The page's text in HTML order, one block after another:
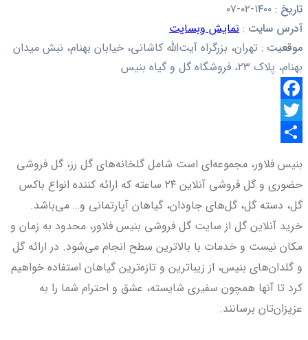
تاریخ :
آدرس سایت : نمایش وبسایت
موقعیت : تهران، بزرگراه آیت‌الله کاشانی، خیابان بهنام، نبش میدان
بهنام، پلاک ۲۳، فروشگاه گل و گیاه بنیس
Facebook
Twitter
گذاری
بنیس فلاور، مجموعه‌ای است شامل گلخانه‌های گل رز، گل فروشی
حضوری و گل فروشی آنلاین ۲۴ ساعته که ارائه کننده انواع باکس
گل، دسته گل، گل‌های جاودان، گیاهان آپارتمانی و… می‌باشد.
خرید آنلاین گل از سایت گل فروشی بنیس فلاور، محدود به زمان و
مکان نیست و خدمات با بالاترین سطح انجام می‌شود. در ارائه گل
و گلدان‌های بنیس، از زیباترین و تازه‌ترین گیاهان استفاده خواهیم
کرد تا آنها همچون سفیری شایسته، عشق و احترام شما را به
عزیزان‌تان برسانند.